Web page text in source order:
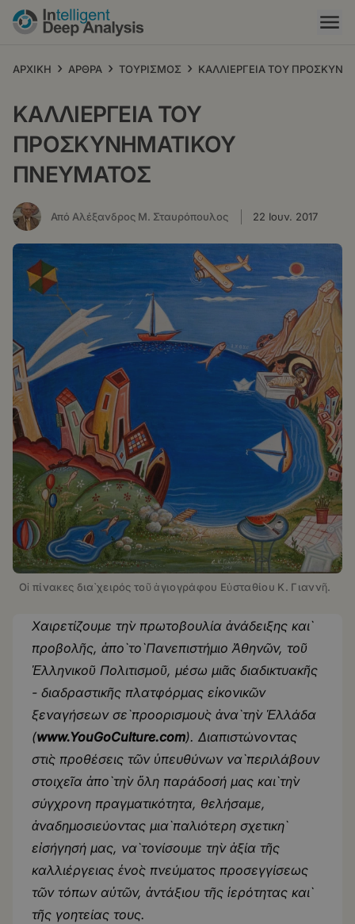
Παράκαμψη
προς
κυρίως
ΑΡΧΙΚΗ › ΑΡΘΡΑ › ΤΟΥΡΙΣΜΟΣ › ΚΑΛΛΙΕΡΓΕΙΑ ΤΟΥ
ΚΑΛΛΙΕΡΓΕΙΑ ΤΟΥ
ΠΡΟΣΚΥΝΗΜΑΤΙΚΟΥ
ΠΝΕΥΜΑΤΟΣ
Από Αλέξανδρος Μ. Σταυρόπουλος 22 Ιουν. 2017
Οἱ πίνακες διὰ χειρός τοῦ ἁγιογράφου Εὐσταθίου Κ. Γιαννῆ.
Χαιρετίζουμε τὴν πρωτοβουλία ἀνάδειξης καὶ
προβολῆς, ἀπὸ τὸ Πανεπιστήμιο Ἀθηνῶν, τοῦ
Ἑλληνικοῦ Πολιτισμοῦ, μέσω μιᾶς διαδικτυακῆς
- διαδραστικῆς πλατφόρμας εἰκονικῶν
ξεναγήσεων σὲ προορισμοὺς ἀνὰ τὴν Ἑλλάδα
(www.YouGoCulture.com). Διαπιστώνοντας
στὶς προθέσεις τῶν ὑπευθύνων νὰ περιλάβουν
στοιχεῖα ἀπὸ τὴν ὅλη παράδοσή μας καὶ τὴν
σύγχρονη πραγματικότητα, θελήσαμε,
ἀναδημοσιεύοντας μιὰ παλιότερη σχετικὴ
εἰσήγησή μας, νὰ τονίσουμε τὴν ἀξία τῆς
καλλιέργειας ἑνὸς πνεύματος προσεγγίσεως
τῶν τόπων αὐτῶν, ἀντάξιου τῆς ἱερότητας καὶ
τῆς γοητείας τους.